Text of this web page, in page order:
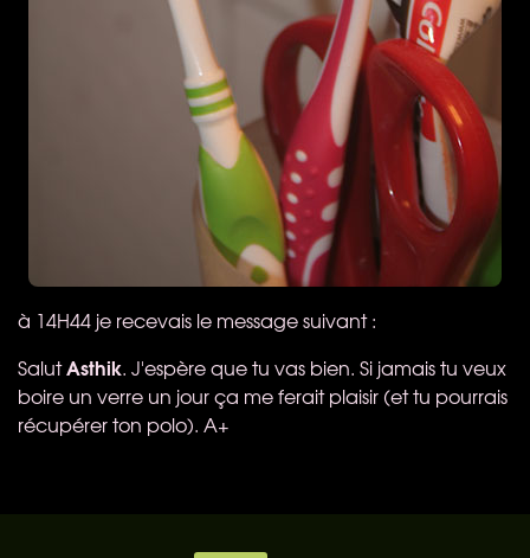
à 14H44 je recevais le message suivant :
SalutAsthik. J'espère que tu vas bien. Si jamais tu veux
boire un verre un jour ça me ferait plaisir (et tu pourrais
récupérer ton polo). A+